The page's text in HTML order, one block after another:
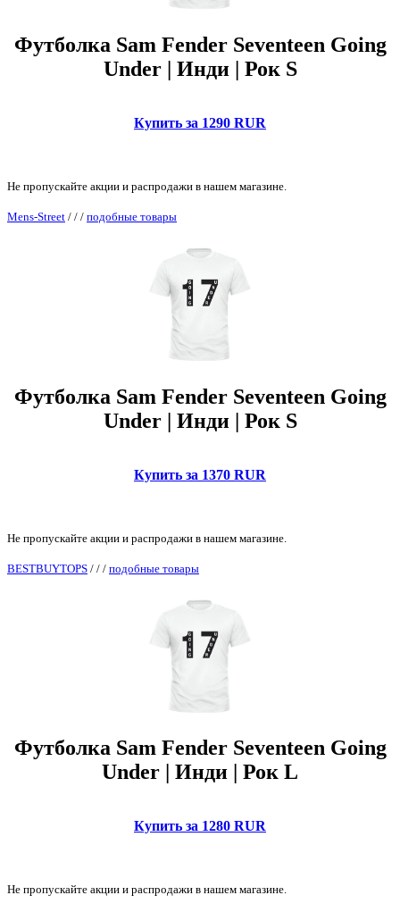
Футболка Sam Fender Seventeen Going
Under | Инди | Рок S
Купить за 1290 RUR
Не пропускайте акции и распродажи в нашем магазине.
Mens-Street / / / подобные товары
Футболка Sam Fender Seventeen Going
Under | Инди | Рок S
Купить за 1370 RUR
Не пропускайте акции и распродажи в нашем магазине.
BESTBUYTOPS / / / подобные товары
Футболка Sam Fender Seventeen Going
Under | Инди | Рок L
Купить за 1280 RUR
Не пропускайте акции и распродажи в нашем магазине.